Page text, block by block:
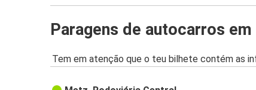
Paragens de autocarros
Tem em atenção que o teu bilhete contém as